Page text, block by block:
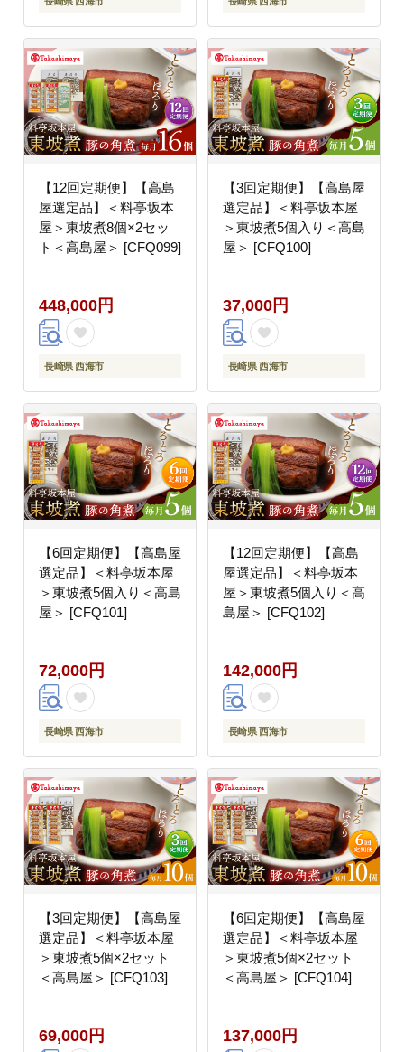
【12回定期便】【高島
屋選定品】＜料亭坂本
屋＞東坡煮8個×2セッ
ト＜高島屋＞ [CFQ099]
448,000円
長崎県 西海市
【3回定期便】【高島屋
選定品】＜料亭坂本屋
＞東坡煮5個入り＜高島
屋＞ [CFQ100]
37,000円
長崎県 西海市
【6回定期便】【高島屋
選定品】＜料亭坂本屋
＞東坡煮5個入り＜高島
屋＞ [CFQ101]
72,000円
長崎県 西海市
【12回定期便】【高島
屋選定品】＜料亭坂本
屋＞東坡煮5個入り＜高
島屋＞ [CFQ102]
142,000円
長崎県 西海市
【3回定期便】【高島屋
選定品】＜料亭坂本屋
＞東坡煮5個×2セット
＜高島屋＞ [CFQ103]
69,000円
【6回定期便】【高島屋
選定品】＜料亭坂本屋
＞東坡煮5個×2セット
＜高島屋＞ [CFQ104]
137,000円